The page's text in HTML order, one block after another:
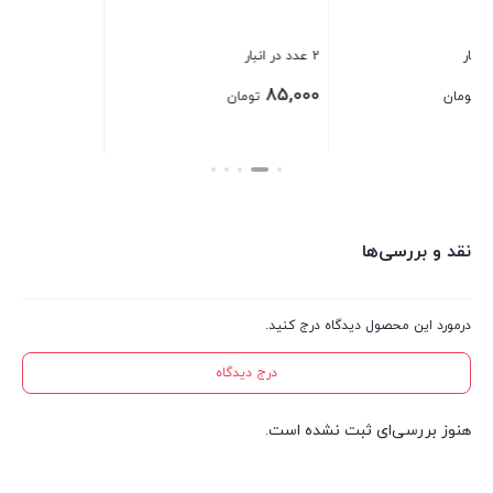
85,000
نقد و بررسی‌ها
درمورد این محصول دیدگاه درج کنید.
درج دیدگاه
هنوز بررسی‌ای ثبت نشده است.